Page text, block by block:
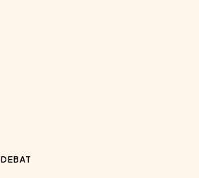
DEBAT